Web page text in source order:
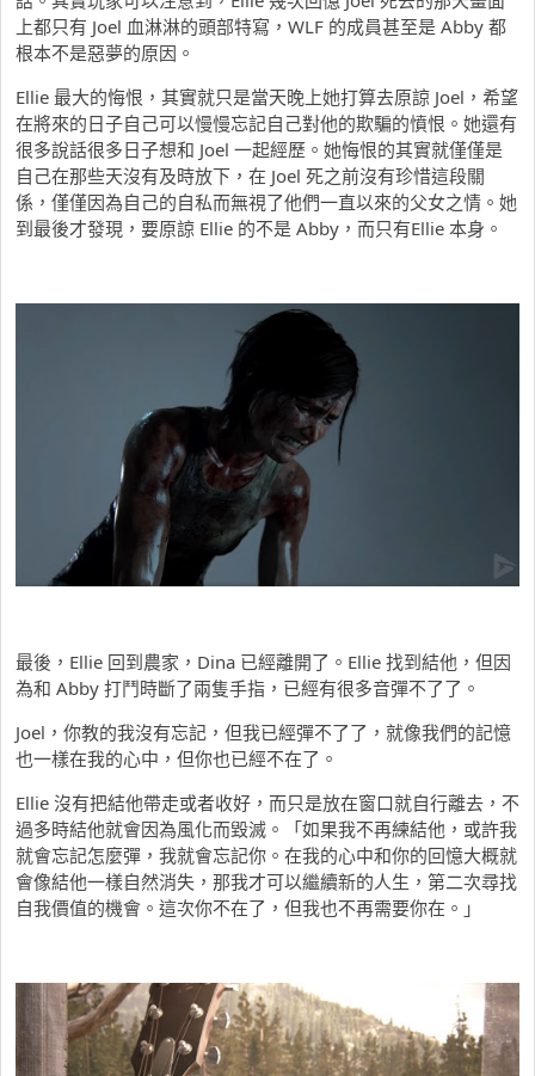
上都只有 Joel 血淋淋的頭部特寫，WLF 的成員甚至是 Abby 都
根本不是惡夢的原因。
Ellie 最大的悔恨，其實就只是當天晚上她打算去原諒 Joel，希望
在將來的日子自己可以慢慢忘記自己對他的欺騙的憤恨。她還有
很多說話很多日子想和 Joel 一起經歷。她悔恨的其實就僅僅是
自己在那些天沒有及時放下，在 Joel 死之前沒有珍惜這段關
係，僅僅因為自己的自私而無視了他們一直以來的父女之情。她
到最後才發現，要原諒 Ellie 的不是 Abby，而只有Ellie 本身。
最後，Ellie 回到農家，Dina 已經離開了。Ellie 找到結他，但因
為和 Abby 打鬥時斷了兩隻手指，已經有很多音彈不了了。
Joel，你教的我沒有忘記，但我已經彈不了了，就像我們的記憶
也一樣在我的心中，但你也已經不在了。
Ellie 沒有把結他帶走或者收好，而只是放在窗口就自行離去，不
過多時結他就會因為風化而毀滅。「如果我不再練結他，或許我
就會忘記怎麼彈，我就會忘記你。在我的心中和你的回憶大概就
會像結他一樣自然消失，那我才可以繼續新的人生，第二次尋找
自我價值的機會。這次你不在了，但我也不再需要你在。」